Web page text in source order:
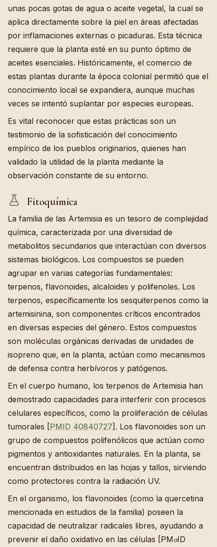
unas pocas gotas de agua o aceite vegetal, la cual se
aplica directamente sobre la piel en áreas afectadas
por inflamaciones externas o picaduras. Esta técnica
requiere que la planta esté en su punto óptimo de
aceites esenciales. Históricamente, el comercio de
estas plantas durante la época colonial permitió que el
conocimiento local se expandiera, aunque muchas
veces se intentó suplantar por especies europeas.
Es vital reconocer que estas prácticas son un
testimonio de la sofisticación del conocimiento
empírico de los pueblos originarios, quienes han
validado la utilidad de la planta mediante la
observación constante de su entorno.
Fitoquímica
La familia de las Artemisia es un tesoro de complejidad
química, caracterizada por una diversidad de
metabolitos secundarios que interactúan con diversos
sistemas biológicos. Los compuestos se pueden
agrupar en varias categorías fundamentales:
terpenos, flavonoides, alcaloides y polifenoles. Los
terpenos, específicamente los sesquiterpenos como la
artemisinina, son componentes críticos encontrados
en diversas especies del género. Estos compuestos
son moléculas orgánicas derivadas de unidades de
isopreno que, en la planta, actúan como mecanismos
de defensa contra herbívoros y patógenos.
En el cuerpo humano, los terpenos de Artemisia han
demostrado capacidades para interferir con procesos
celulares específicos, como la proliferación de células
tumorales [PMID 40840727]. Los flavonoides son un
grupo de compuestos polifenólicos que actúan como
pigmentos y antioxidantes naturales. En la planta, se
encuentran distribuidos en las hojas y tallos, sirviendo
como protectores contra la radiación UV.
En el organismo, los flavonoides (como la quercetina
mencionada en estudios de la familia) poseen la
capacidad de neutralizar radicales libres, ayudando a
prevenir el daño oxidativo en las células [PM𝓸ID